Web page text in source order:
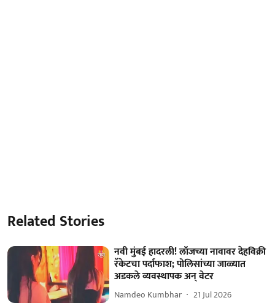
Related Stories
नवी मुंबई हादरली! लॉजच्या नावावर देहविक्री
रॅकेटचा पर्दाफाश; पोलिसांच्या जाळ्यात
अडकले व्यवस्थापक अन् वेटर
Namdeo Kumbhar 21 Jul 2026